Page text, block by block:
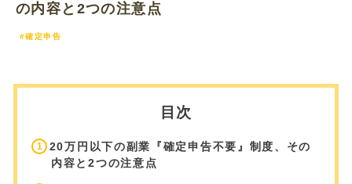
の内容と2つの注意点
#確定申告
目次
20万円以下の副業『確定申告不要』制度、その
内容と2つの注意点